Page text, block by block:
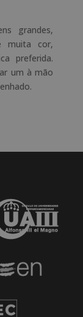
grandes,
muita cor,
preferida.
um à mão